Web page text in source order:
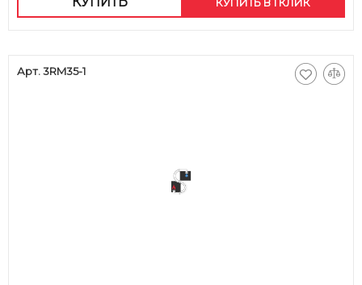
Арт. 3RM35-1